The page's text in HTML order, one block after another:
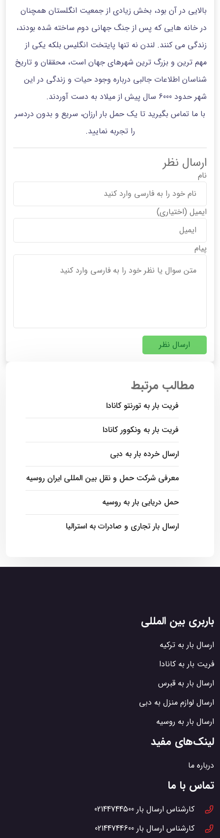
بالایی در آن بود، بخش زیادی از جمعیت انگلستان همچنان
در خانه هایی که پس از جنگ جهانی دوم ساخته شده بودند،
زندگی می کنند. لندن نه تنها پایتخت انگلیس بلکه یکی از
مهم ترین و بزرگ ترین شهرهای جهان است، محققان و تاریخ
شناسان اطلاعات جالبی درباره وجود حیات و زندگی در این
شهر حدود 6000 سال پیش از میلاد به دست آوردند.
با ما تماس بگیرید تا یک حمل بار ارزان، سریع و بدون دردسر
را تجربه نمایید.
ارسال نظر
نام
ایمیل (اختیاری)
پیام
ارسال نظر
مطالب مرتبط
فریت بار به تورنتو کانادا
فریت بار به ونکوور کانادا
ارسال خرده بار به دبی
معرفی شرکت حمل و نقل بین المللی ایران روسیه
حمل دریایی بار به روسیه
ارسال بار تجاری و صادرات به استرالیا
باربری بین المللی
ارسال بار به ترکیه
فریت بار به کانادا
ارسال بار به قبرس
ارسال لوازم منزل به دبی
ارسال بار به روسیه
لینک‌های مفید
درباره ما
تماس با ما
کارشناس ارسال بار 02144744500
کارشناس ارسال بار 02144744600